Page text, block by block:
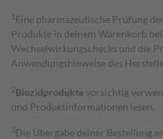
1 Eine pharmazeutische Prüfung
Produkte in deinem Warenkorb
Wechselwirkungschecks und die
Anwendungshinweise des
2Biozidproduktevorsichtig
und Produktinformationen lesen.
3Die Übergabe deiner Bestellung